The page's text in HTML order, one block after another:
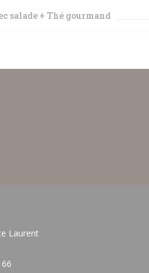
salade + Thé gourmand
Laurent